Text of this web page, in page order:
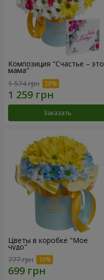
Композиция "Счастье – это
мама"
1 574 грн
Заказать
Цветы в коробке "Мое
чудо"
777 грн